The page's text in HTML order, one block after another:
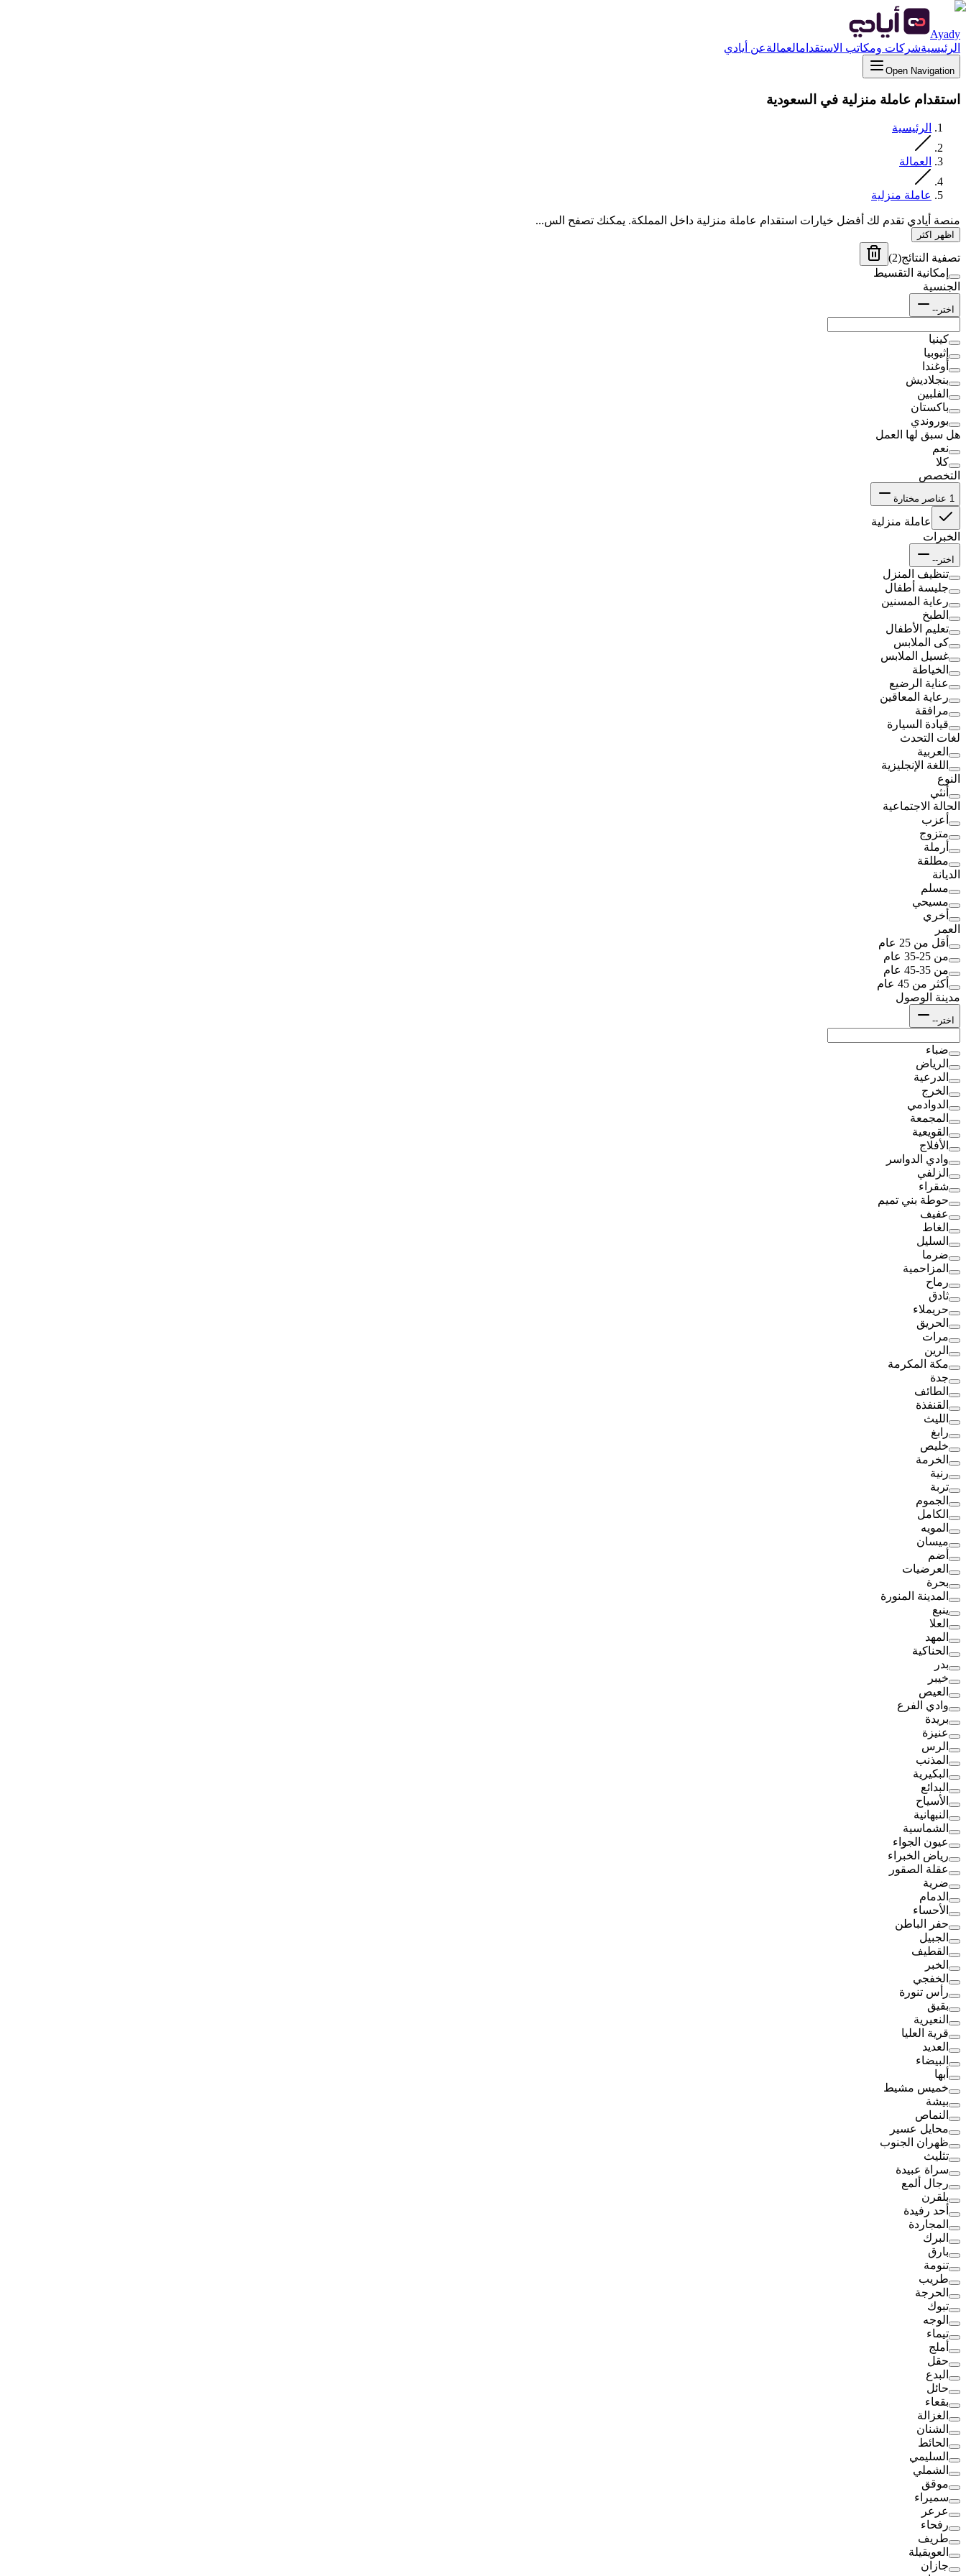
Ayady
الرئيسيةشركات ومكاتب الاستقدامالعمالةعن أيادي
Open Navigation
استقدام عاملة منزلية في السعودية
الرئيسية
العمالة
عاملة منزلية
منصة أيادي تقدم لك أفضل خيارات استقدام عاملة منزلية داخل المملكة. يمكنك تصفح الس...
اظهر اكثر
تصفية النتائج(
2
)
إمكانية التقسيط
الجنسية
اختر--
كينيا
إثيوبيا
أوغندا
بنجلاديش
الفلبين
باكستان
بوروندي
هل سبق لها العمل
نعم
كلا
التخصص
1 عناصر مختارة
عاملة منزلية
الخبرات
اختر--
تنظيف المنزل
جليسة أطفال
رعاية المسنين
الطبخ
تعليم الأطفال
كى الملابس
غسيل الملابس
الخياطة
عناية الرضيع
رعاية المعاقين
مرافقة
قيادة السيارة
لغات التحدث
العربية
اللغة الإنجليزية
النوع
أنثي
الحالة الاجتماعية
أعزب
متزوج
أرملة
مطلقة
الديانة
مسلم
مسيحي
أخري
العمر
أقل من 25 عام
من 25-35 عام
من 35-45 عام
أكثر من 45 عام
مدينة الوصول
اختر--
ضباء
الرياض
الدرعية
الخرج
الدوادمي
المجمعة
القويعية
الأفلاج
وادي الدواسر
الزلفي
شقراء
حوطة بني تميم
عفيف
الغاط
السليل
ضرما
المزاحمية
رماح
ثادق
حريملاء
الحريق
مرات
الرين
مكة المكرمة
جدة
الطائف
القنفذة
الليث
رابغ
خليص
الخرمة
رنية
تربة
الجموم
الكامل
المويه
ميسان
أضم
العرضيات
بحرة
المدينة المنورة
ينبع
العلا
المهد
الحناكية
بدر
خيبر
العيص
وادي الفرع
بريدة
عنيزة
الرس
المذنب
البكيرية
البدائع
الأسياح
النبهانية
الشماسية
عيون الجواء
رياض الخبراء
عقلة الصقور
ضرية
الدمام
الأحساء
حفر الباطن
الجبيل
القطيف
الخبر
الخفجي
رأس تنورة
بقيق
النعيرية
قرية العليا
العديد
البيضاء
أبها
خميس مشيط
بيشة
النماص
محايل عسير
ظهران الجنوب
تثليث
سراة عبيدة
رجال ألمع
بلقرن
أحد رفيدة
المجاردة
البرك
بارق
تنومة
طريب
الحرجة
تبوك
الوجه
تيماء
أملج
حقل
البدع
حائل
بقعاء
الغزالة
الشنان
الحائط
السليمي
الشملي
موقق
سميراء
عرعر
رفحاء
طريف
العويقيلة
جازان